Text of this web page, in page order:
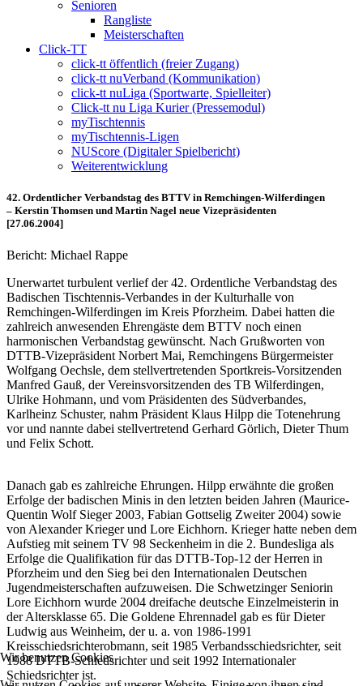
Senioren
Rangliste
Meisterschaften
Click-TT
click-tt öffentlich (freier Zugang)
click-tt nuVerband (Kommunikation)
click-tt nuLiga (Sportwarte, Spielleiter)
Click-tt nu Liga Kurier (Pressemodul)
myTischtennis
myTischtennis-Ligen
NUScore (Digitaler Spielbericht)
Weiterentwicklung
42. Ordentlicher Verbandstag des BTTV in Remchingen-Wilferdingen
– Kerstin Thomsen und Martin Nagel neue Vizepräsidenten
[27.06.2004]
Bericht: Michael Rappe
Unerwartet turbulent verlief der 42. Ordentliche Verbandstag des
Badischen Tischtennis-Verbandes in der Kulturhalle von
Remchingen-Wilferdingen im Kreis Pforzheim. Dabei hatten die
zahlreich anwesenden Ehrengäste dem BTTV noch einen
harmonischen Verbandstag gewünscht. Nach Grußworten von
DTTB-Vizepräsident Norbert Mai, Remchingens Bürgermeister
Wolfgang Oechsle, dem stellvertretenden Sportkreis-Vorsitzenden
Manfred Gauß, der Vereinsvorsitzenden des TB Wilferdingen,
Ulrike Hohmann, und vom Präsidenten des Südverbandes,
Karlheinz Schuster, nahm Präsident Klaus Hilpp die Totenehrung
vor und nannte dabei stellvertretend Gerhard Görlich, Dieter Thum
und Felix Schott.
Danach gab es zahlreiche Ehrungen. Hilpp erwähnte die großen
Erfolge der badischen Minis in den letzten beiden Jahren (Maurice-
Quentin Wolf Sieger 2003, Fabian Gottselig Zweiter 2004) sowie
von Alexander Krieger und Lore Eichhorn. Krieger hatte neben dem
Aufstieg mit seinem TV 98 Seckenheim in die 2. Bundesliga als
Erfolge die Qualifikation für das DTTB-Top-12 der Herren in
Pforzheim und den Sieg bei den Internationalen Deutschen
Jugendmeisterschaften aufzuweisen. Die Schwetzinger Seniorin
Lore Eichhorn wurde 2004 dreifache deutsche Einzelmeisterin in
der Altersklasse 65. Die Goldene Ehrennadel gab es für Dieter
Ludwig aus Weinheim, der u. a. von 1986-1991
Kreisschiedsrichterobmann, seit 1985 Verbandsschiedsrichter, seit
1988 DTTB-Schiedsrichter und seit 1992 Internationaler
Schiedsrichter ist.
Wir benutzen Cookies